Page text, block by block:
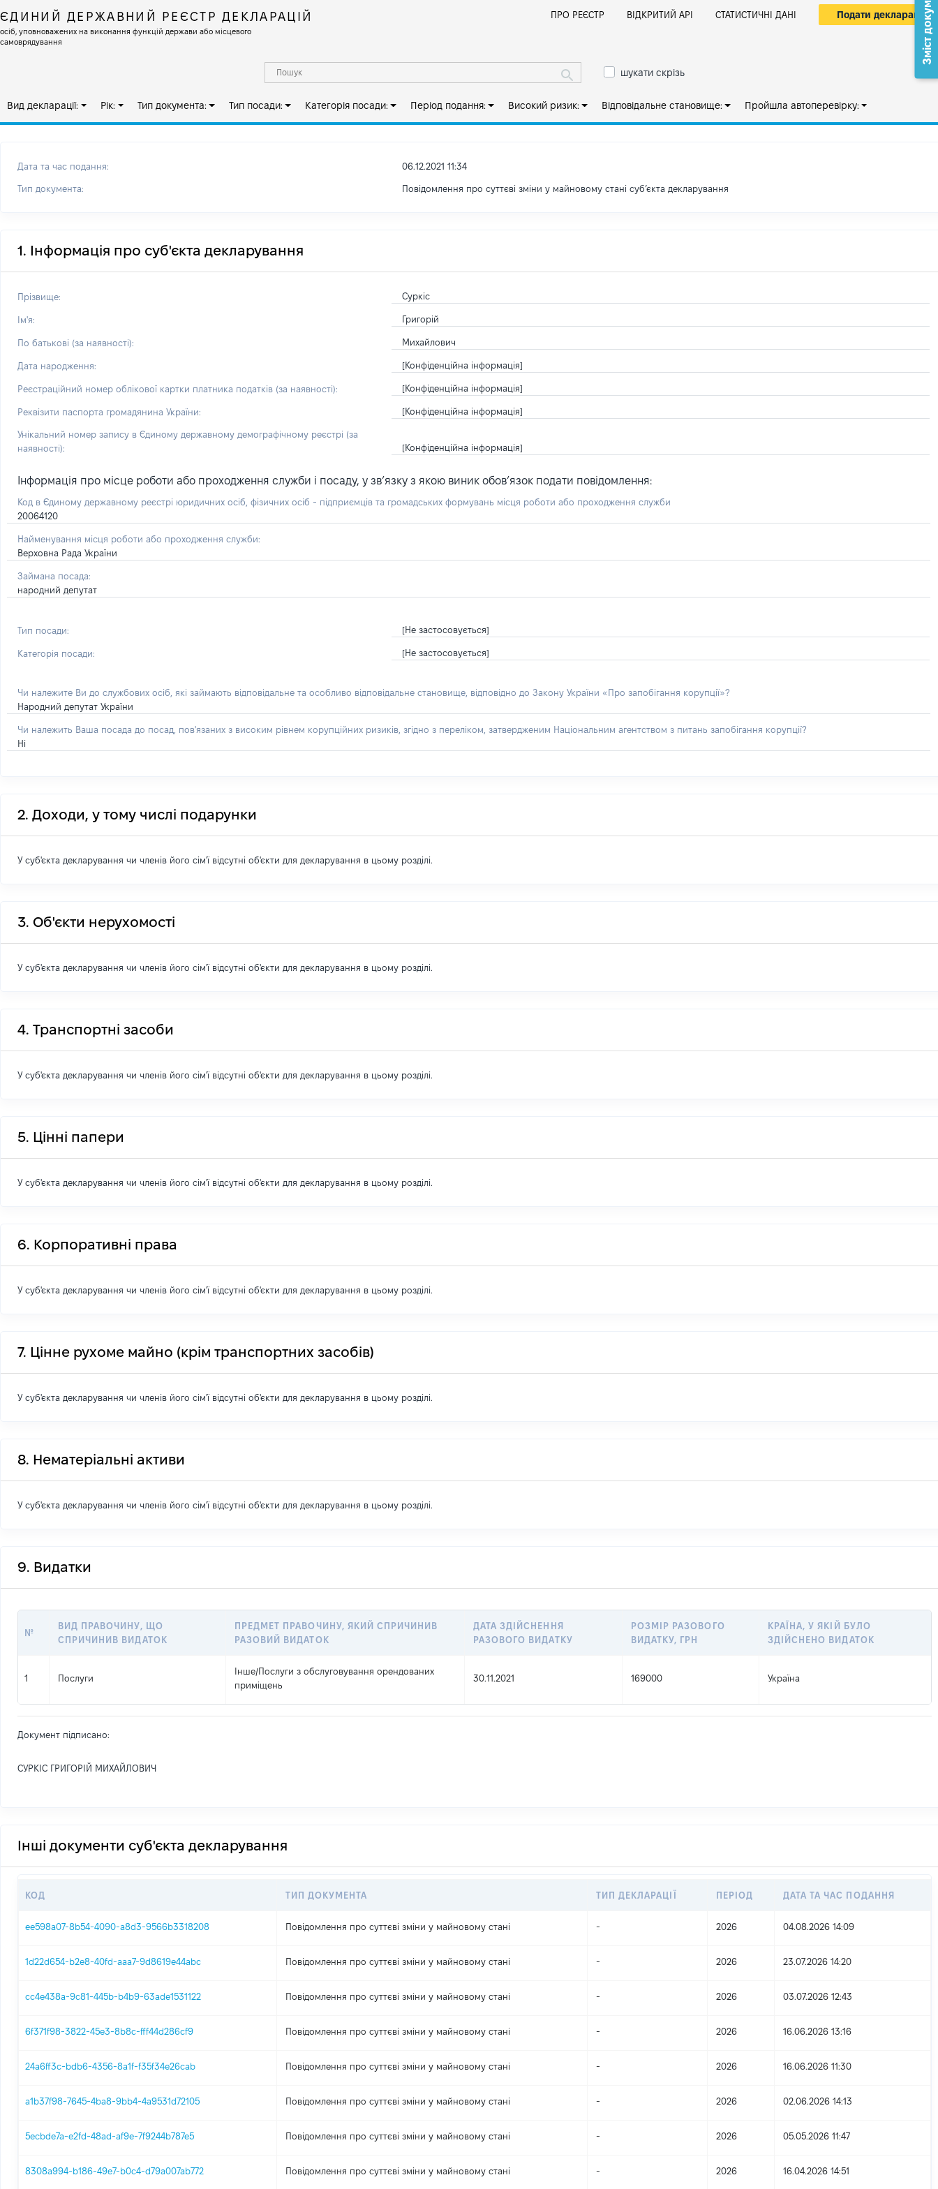
ЄДИНИЙ ДЕРЖАВНИЙ РЕЄСТР ДЕКЛАРАЦІЙ
осіб, уповноважених на виконання функцій держави або місцевого
самоврядування
ПРО РЕЄСТР ВІДКРИТИЙ АРІ СТАТИСТИЧНІ ДАНІ Подати декларацію
шукати скрізь
Вид декларації: Рік: Тип документа: Тип посади: Категорія посади: Період подання: Високий ризик: Відповідальне становище: Пройшла автоперевірку:
Дата та час подання: 06.12.2021 11:34
Тип документа: Повідомлення про суттєві зміни у майновому стані субʼєкта декларування
1. Інформація про суб'єкта декларування
Прізвище: Суркіс
Ім'я: Григорій
По батькові (за наявності): Михайлович
Дата народження: [Конфіденційна інформація]
Реєстраційний номер облікової картки платника податків (за наявності): [Конфіденційна інформація]
Реквізити паспорта громадянина України: [Конфіденційна інформація]
Унікальний номер запису в Єдиному державному демографічному реєстрі (за
наявності):
[Конфіденційна інформація]
Інформація про місце роботи або проходження служби і посаду, у зв’язку з якою виник обов’язок подати повідомлення:
Код в Єдиному державному реєстрі юридичних осіб, фізичних осіб - підприємців та громадських формувань місця роботи або проходження служби
20064120
Найменування місця роботи або проходження служби:
Верховна Рада України
Займана посада:
народний депутат
Тип посади: [Не застосовується]
Категорія посади: [Не застосовується]
Чи належите Ви до службових осіб, які займають відповідальне та особливо відповідальне становище, відповідно до Закону України «Про запобігання корупції»?
Народний депутат України
Чи належить Ваша посада до посад, пов'язаних з високим рівнем корупційних ризиків, згідно з переліком, затвердженим Національним агентством з питань запобігання корупції?
Ні
2. Доходи, у тому числі подарунки
У суб'єкта декларування чи членів його сім'ї відсутні об'єкти для декларування в цьому розділі.
3. Об'єкти нерухомості
У суб'єкта декларування чи членів його сім'ї відсутні об'єкти для декларування в цьому розділі.
4. Транспортні засоби
У суб'єкта декларування чи членів його сім'ї відсутні об'єкти для декларування в цьому розділі.
5. Цінні папери
У суб'єкта декларування чи членів його сім'ї відсутні об'єкти для декларування в цьому розділі.
6. Корпоративні права
У суб'єкта декларування чи членів його сім'ї відсутні об'єкти для декларування в цьому розділі.
7. Цінне рухоме майно (крім транспортних засобів)
У суб'єкта декларування чи членів його сім'ї відсутні об'єкти для декларування в цьому розділі.
8. Нематеріальні активи
У суб'єкта декларування чи членів його сім'ї відсутні об'єкти для декларування в цьому розділі.
9. Видатки
№
ВИД ПРАВОЧИНУ, ЩО
СПРИЧИНИВ ВИДАТОК
ПРЕДМЕТ ПРАВОЧИНУ, ЯКИЙ СПРИЧИНИВ
РАЗОВИЙ ВИДАТОК
ДАТА ЗДІЙСНЕННЯ
РАЗОВОГО ВИДАТКУ
РОЗМІР РАЗОВОГО
ВИДАТКУ, ГРН
КРАЇНА, У ЯКІЙ БУЛО
ЗДІЙСНЕНО ВИДАТОК
1 Послуги
Інше/Послуги з обслуговування орендованих
приміщень
30.11.2021 169000 Україна
Документ підписано:
СУРКІС ГРИГОРІЙ МИХАЙЛОВИЧ
Зміст документа
Інші документи суб'єкта декларування
КОД ТИП ДОКУМЕНТА ТИП ДЕКЛАРАЦІЇ ПЕРІОД ДАТА ТА ЧАС ПОДАННЯ
ee598a07-8b54-4090-a8d3-9566b3318208 Повідомлення про суттєві зміни y майновому стані - 2026 04.08.2026 14:09
1d22d654-b2e8-40fd-aaa7-9d8619e44abc Повідомлення про суттєві зміни y майновому стані - 2026 23.07.2026 14:20
cc4e438a-9c81-445b-b4b9-63ade1531122 Повідомлення про суттєві зміни y майновому стані - 2026 03.07.2026 12:43
6f371f98-3822-45e3-8b8c-fff44d286cf9 Повідомлення про суттєві зміни y майновому стані - 2026 16.06.2026 13:16
24a6ff3c-bdb6-4356-8a1f-f35f34e26cab Повідомлення про суттєві зміни y майновому стані - 2026 16.06.2026 11:30
a1b37f98-7645-4ba8-9bb4-4a9531d72105 Повідомлення про суттєві зміни y майновому стані - 2026 02.06.2026 14:13
5ecbde7a-e2fd-48ad-af9e-7f9244b787e5 Повідомлення про суттєві зміни y майновому стані - 2026 05.05.2026 11:47
8308a994-b186-49e7-b0c4-d79a007ab772 Повідомлення про суттєві зміни y майновому стані - 2026 16.04.2026 14:51